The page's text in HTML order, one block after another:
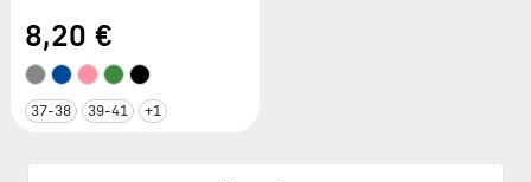
8,20 €
37-38 39-41 +1